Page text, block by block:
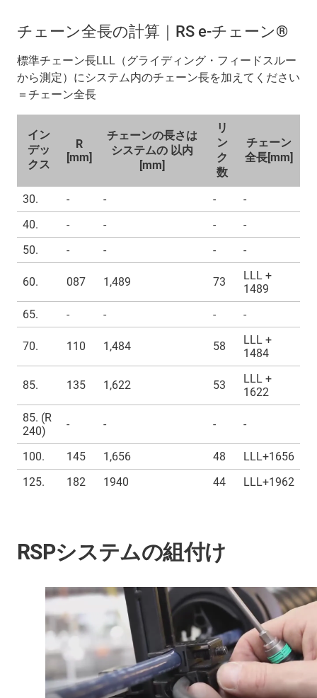
チェーン全長の計算｜RS e-チェーン®
標準チェーン長LLL（グライディング・フィードスルー
から測定）にシステム内のチェーン長を加えてください
＝チェーン全長
イン
デッ
クス
R
[mm]
チェーンの長さは
システムの 以内
[mm]
リ
ン
ク
数
チェーン
全長[mm]
30. - - -
-
40.
- - -
-
50.
- - - -
60. 087 1,489 73
LLL +
1489
65.
- - - -
70. 110 1,484 58
LLL +
1484
85. 135 1,622 53
LLL +
1622
85. (R
240)
- - - -
100. 145 1,656 48
LLL+1656
125.
182 1940 44 LLL+1962
RSPシステムの組付け